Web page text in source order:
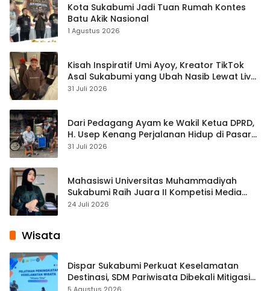
Kota Sukabumi Jadi Tuan Rumah Kontes
Batu Akik Nasional
1 Agustus 2026
Kisah Inspiratif Umi Ayoy, Kreator TikTok
Asal Sukabumi yang Ubah Nasib Lewat Live
Streaming
31 Juli 2026
Dari Pedagang Ayam ke Wakil Ketua DPRD,
H. Usep Kenang Perjalanan Hidup di Pasar
Cisaat
31 Juli 2026
Mahasiswi Universitas Muhammadiyah
Sukabumi Raih Juara II Kompetisi Media
Pembelajaran Digital Tingkat Internasional
24 Juli 2026
Wisata
Dispar Sukabumi Perkuat Keselamatan
Destinasi, SDM Pariwisata Dibekali Mitigasi
hingga Teknik Evakuasi
5 Agustus 2026